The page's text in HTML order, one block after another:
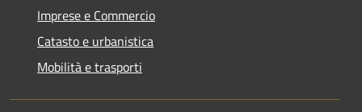
Imprese e Commercio
Catasto e urbanistica
Mobilità e trasporti